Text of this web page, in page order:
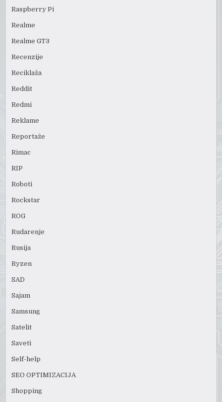
Raspberry Pi
Realme
Realme GT3
Recenzije
Reciklaža
Reddit
Redmi
Reklame
Reportaže
Rimac
RIP
Roboti
Rockstar
ROG
Rudarenje
Rusija
Ryzen
SAD
Sajam
Samsung
Satelit
Saveti
Self-help
SEO OPTIMIZACIJA
Shopping